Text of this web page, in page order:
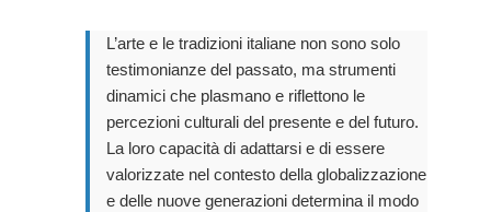
L’arte e le tradizioni italiane non sono solo
testimonianze del passato, ma strumenti
dinamici che plasmano e riflettono le
percezioni culturali del presente e del futuro.
La loro capacità di adattarsi e di essere
valorizzate nel contesto della globalizzazione
e delle nuove generazioni determina il modo